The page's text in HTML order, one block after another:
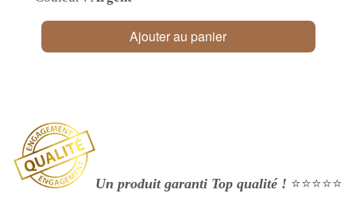
Ajouter au panier
Un produit garanti Top qualité ! ⭐⭐⭐⭐⭐